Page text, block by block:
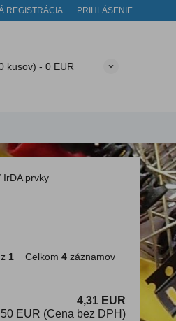
REGISTRÁCIA PRIHLÁSENIE
kusov) - 0 EUR
IrDA prvky
z 1 Celkom 4 záznamov
4,31 EUR
EUR (Cena bez DPH)